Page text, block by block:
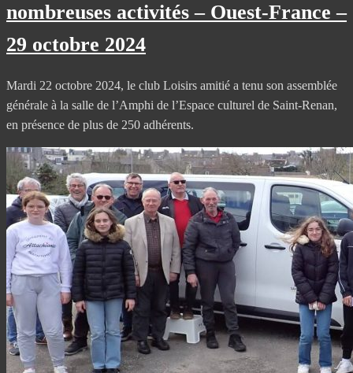
nombreuses activités – Ouest-France –
29 octobre 2024
Mardi 22 octobre 2024, le club Loisirs amitié a tenu son assemblée
générale à la salle de l’Amphi de l’Espace culturel de Saint-Renan,
en présence de plus de 250 adhérents.